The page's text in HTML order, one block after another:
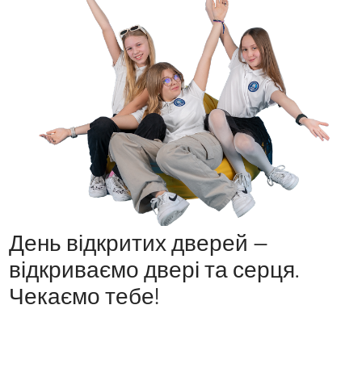
День відкритих дверей —
відкриваємо двері та серця.
Чекаємо тебе!